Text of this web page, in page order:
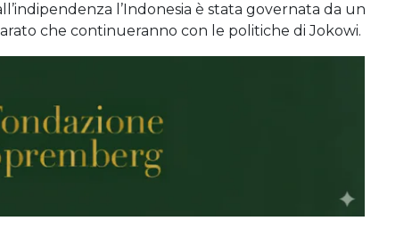
l’Indonesia è stata governata da un
che continueranno con le politiche di Jokowi.